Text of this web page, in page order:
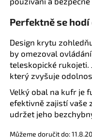
Perfektně se
Design krytu
by omezoval
teleskopické rukojeti.
který zvyšuje
Velký obal na kufr je
efektivně zajistí vaše
udržet jeho
Můžeme doručit do: